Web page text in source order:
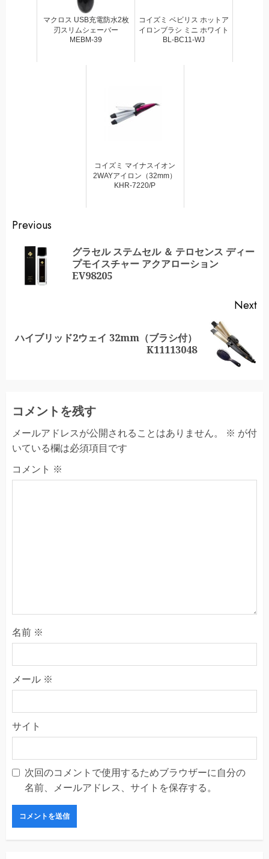
マクロス USB充電防水2枚
刃スリムシェーバー
MEBM-39
コイズミ ベビリス ホットア
イロンブラシ ミニ ホワイト
BL-BC11-WJ
コイズミ マイナスイオン
2WAYアイロン（32mm）
KHR-7220/P
Continue
Reading
Previous
グラセル ステムセル ＆ テロセンス ディー
プモイスチャー アクアローション
EV98205
Next
Next
ハイブリッド2ウェイ 32mm（ブラシ付）
K11113048
コメントを残す
メールアドレスが公開されることはありません。 ※ が付
いている欄は必須項目です
コメント ※
名前 ※
メール ※
サイト
次回のコメントで使用するためブラウザーに自分の
名前、メールアドレス、サイトを保存する。